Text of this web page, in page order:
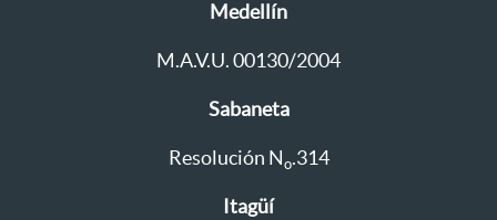
Medellín
M.A.V.U. 00130/2004
Sabaneta
Resolución N o.314
Itagüí